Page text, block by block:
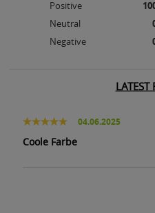
Positive
Neutral
Negative
LATEST
04.06.2025
Coole Farbe